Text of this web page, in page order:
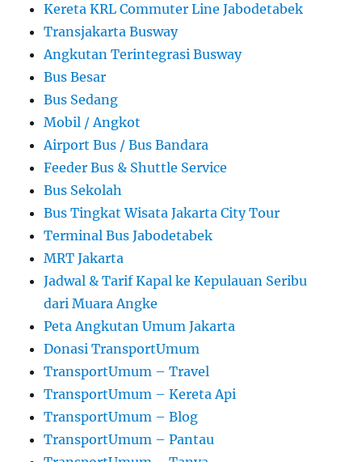
Kereta KRL Commuter Line Jabodetabek
Transjakarta Busway
Angkutan Terintegrasi Busway
Bus Besar
Bus Sedang
Mobil / Angkot
Airport Bus / Bus Bandara
Feeder Bus & Shuttle Service
Bus Sekolah
Bus Tingkat Wisata Jakarta City Tour
Terminal Bus Jabodetabek
MRT Jakarta
Jadwal & Tarif Kapal ke Kepulauan Seribu
dari Muara Angke
Peta Angkutan Umum Jakarta
Donasi TransportUmum
TransportUmum – Travel
TransportUmum – Kereta Api
TransportUmum – Blog
TransportUmum – Pantau